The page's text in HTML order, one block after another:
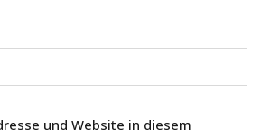
und Website in diesem